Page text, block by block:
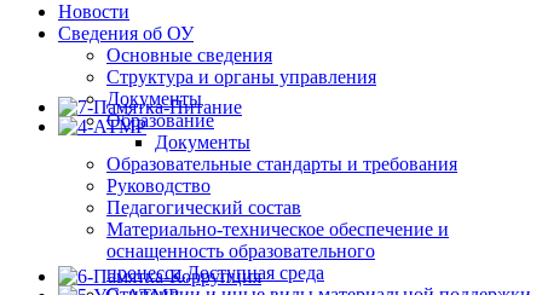
Новости
Сведения об ОУ
Основные сведения
Структура и органы управления
Документы
Образование
Документы
Образовательные стандарты и требования
Руководство
Педагогический состав
Материально-техническое обеспечение и
оснащенность образовательного
процесса.Доступная среда